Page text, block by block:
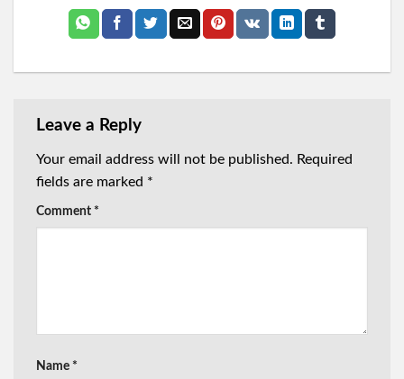
Leave a Reply
Your email address will not be published. Required
fields are marked *
Comment *
Name *